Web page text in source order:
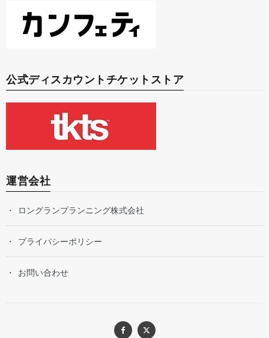
公式ディスカウントチケットストア
運営会社
ロングランプランニング株式会社
プライバシーポリシー
お問い合わせ